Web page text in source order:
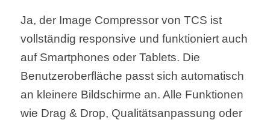
Ja, der Image Compressor von TCS ist
vollständig responsive und funktioniert auch
auf Smartphones oder Tablets. Die
Benutzeroberfläche passt sich automatisch
an kleinere Bildschirme an. Alle Funktionen
wie Drag & Drop, Qualitätsanpassung oder